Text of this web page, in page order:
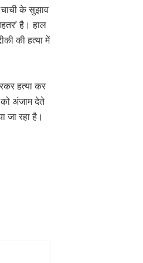
के सुझाव
है। हाल
की हत्या में
हत्या कर
अंजाम देते
जा रहा है।